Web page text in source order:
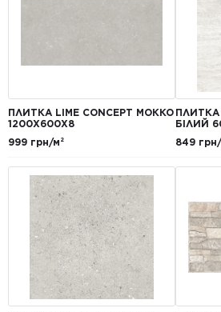
ПЛИТКА LIME CONCEPT МОККО
1200Х600Х8
999 грн/м²
ПЛИТКА
БІЛИЙ
849